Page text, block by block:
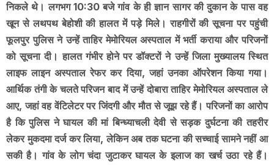
निकले थे। लगभग 10:30 बजे गांव के ही ज्ञान सागर की दुकान के पास वह
खून से लथपथ बेहोशी की हालत में पड़े मिले। राहगीरों की सूचना पर पहुंची
फूलपुर पुलिस ने उन्हें ताहिर मेमोरियल अस्पताल में भर्ती कराया और परिजनों
को सूचना दी। हालत गंभीर होने पर डॉक्टरों ने उन्हें जिला मुख्यालय स्थित
लाइफ लाइन अस्पताल रेफर कर दिया, जहां उनका ऑपरेशन किया गया।
आर्थिक तंगी के चलते परिजन बाद में उन्हें दोबारा ताहिर मेमोरियल अस्पताल ले
आए, जहां वह वेंटिलेटर पर जिंदगी और मौत से जूझ रहे हैं। परिजनों का आरोप
है कि पुलिस ने घायल की मां बिन्ध्याचली देवी से सड़क दुर्घटना की तहरीर
लेकर मुकदमा दर्ज कर लिया, लेकिन अब तक घटना की सच्चाई सामने नहीं आ
सकी है। गांव के लोग चंदा जुटाकर घायल के इलाज का खर्च उठा रहे हैं।